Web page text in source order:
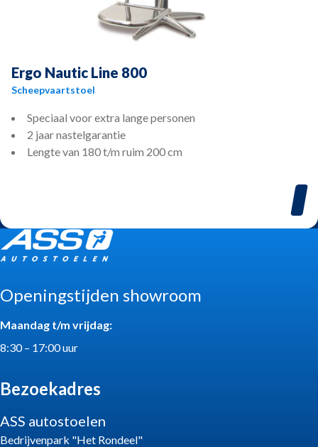
Ergo Nautic Line 800
Scheepvaartstoel
Speciaal voor extra lange personen
2 jaar nastelgarantie
Lengte van 180 t/m ruim 200 cm
Openingstijden showroom
Maandag t/m vrijdag:
8:30 – 17:00 uur
Bezoekadres
ASS autostoelen
Bedrijvenpark "Het Rondeel"